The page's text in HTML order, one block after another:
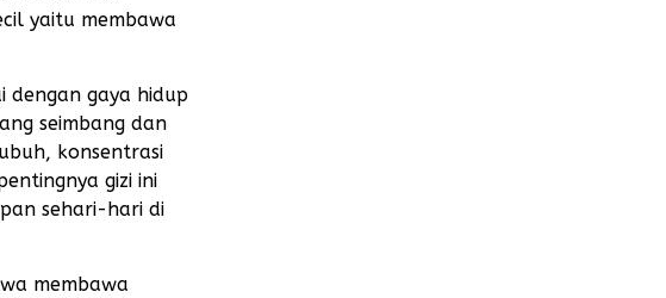
yaitu membawa
dengan gaya hidup
seimbang dan
konsentrasi
gizi ini
sehari-hari di
membawa